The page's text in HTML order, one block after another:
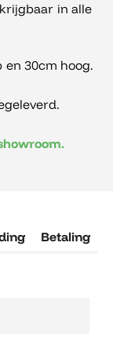
in alle
en 30cm hoog.
Betaling